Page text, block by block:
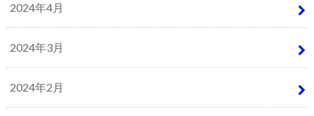
2024年4月
2024年3月
2024年2月